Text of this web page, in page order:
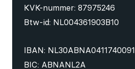
KVK-nummer: 87975246
Btw-id: NL004361903B10
IBAN: NL30ABNA0411740091
BIC: ABNANL2A